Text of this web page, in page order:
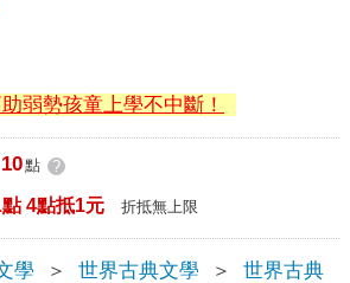
弱勢孩童上學不中斷！
10點 ?
4點抵1元 折抵無上限
學 ＞ 世界古典文學 ＞ 世界古典